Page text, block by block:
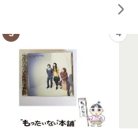
3 4